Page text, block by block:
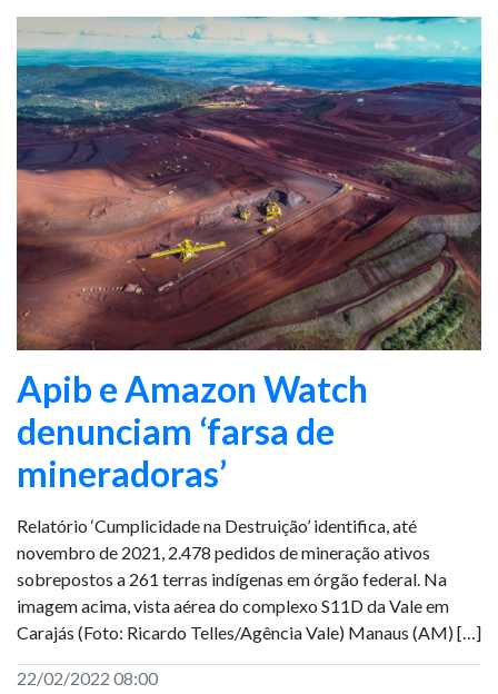
Apib e Amazon Watch
denunciam ‘farsa de
mineradoras’
Relatório ‘Cumplicidade na Destruição’ identifica, até
novembro de 2021, 2.478 pedidos de mineração ativos
sobrepostos a 261 terras indígenas em órgão federal. Na
imagem acima, vista aérea do complexo S11D da Vale em
Carajás (Foto: Ricardo Telles/Agência Vale) Manaus (AM) […]
22/02/2022 08:00